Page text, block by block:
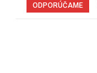
ODPORÚČAME